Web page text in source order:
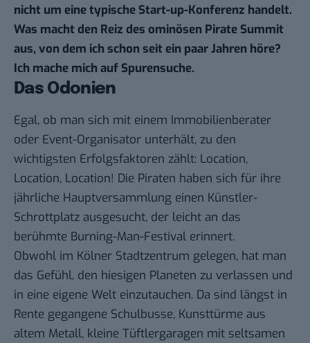
nicht um eine typische Start-up-Konferenz handelt.
Was macht den Reiz des ominösen Pirate Summit
aus, von dem ich schon seit ein paar Jahren höre?
Ich mache mich auf Spurensuche.
Das Odonien
Egal, ob man sich mit einem Immobilienberater
oder Event-Organisator unterhält, zu den
wichtigsten Erfolgsfaktoren zählt: Location,
Location, Location! Die Piraten haben sich für ihre
jährliche Hauptversammlung einen Künstler-
Schrottplatz ausgesucht, der leicht an das
berühmte Burning-Man-Festival erinnert.
Obwohl im Kölner Stadtzentrum gelegen, hat man
das Gefühl, den hiesigen Planeten zu verlassen und
in eine eigene Welt einzutauchen. Da sind längst in
Rente gegangene Schulbusse, Kunsttürme aus
altem Metall, kleine Tüftlergaragen mit seltsamen